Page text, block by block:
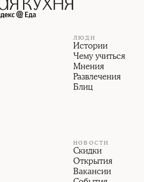
ЛЮДИ
Истории
Чему учиться
Мнения
Развлечения
Блиц
НОВОСТИ
Скидки
Открытия
Вакансии